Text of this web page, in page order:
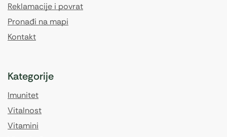
Reklamacije i povrat
Pronađi na mapi
Kontakt
Kategorije
Imunitet
Vitalnost
Vitamini